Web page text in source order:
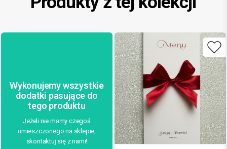
Wykonujemy wszystkie
dodatki pasujące do
tego produktu
Jeżeli nie mamy czegoś
umieszczonego na sklepie,
skontaktuj się z nami!